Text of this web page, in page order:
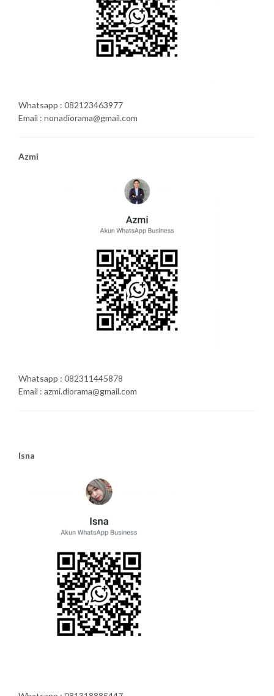
Whatsapp : 082123463977
Email : nonadiorama@gmail.com
Azmi
Whatsapp : 082311445878
Email : azmi.diorama@gmail.com
Isna